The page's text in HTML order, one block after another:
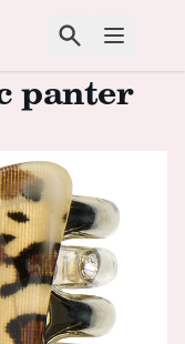
ZoekenOpen
panter